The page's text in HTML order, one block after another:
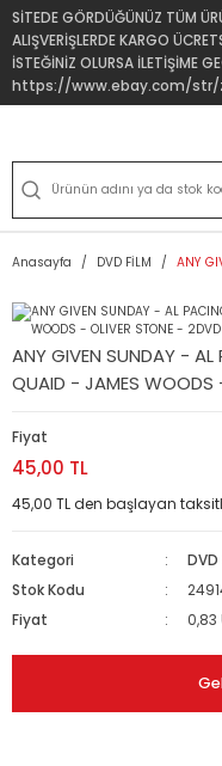
SİTEDE GÖRDÜĞÜNÜZ TÜM
ALIŞVERİŞLERDE KARGO
İSTEĞİNİZ OLURSA İLETİŞİME
https://www.ebay.com/str/
Anasayfa DVD FİLM ANY
ANY GIVEN SUNDAY - AL
QUAID - JAMES WOODS
Fiyat
45,00 TL
45,00 TL den başlayan
Kategori
DVD
Stok Kodu
Fiyat
0,83